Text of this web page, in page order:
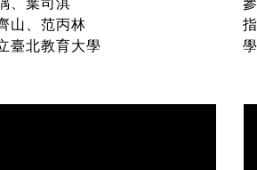
、葉司淇
山、范丙林
臺北教育大學